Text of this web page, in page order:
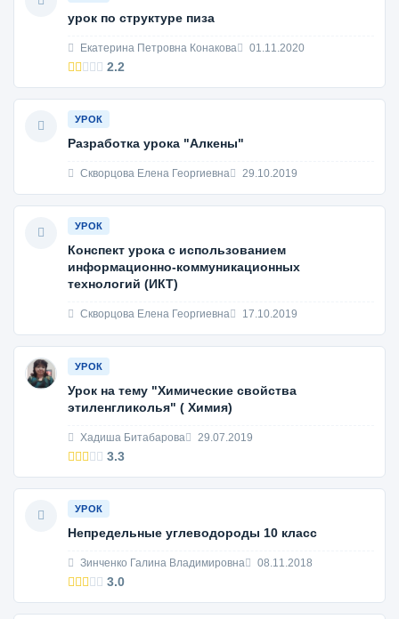
урок по структуре пиза
Екатерина Петровна Конакова 01.11.2020
2.2
УРОК
Разработка урока "Алкены"
Скворцова Елена Георгиевна 29.10.2019
УРОК
Конспект урока с использованием
информационно-коммуникационных
технологий (ИКТ)
Скворцова Елена Георгиевна 17.10.2019
УРОК
Урок на тему "Химические свойства
этиленгликолья" ( Химия)
Хадиша Битабарова 29.07.2019
3.3
УРОК
Непредельные углеводороды 10 класс
Зинченко Галина Владимировна 08.11.2018
3.0